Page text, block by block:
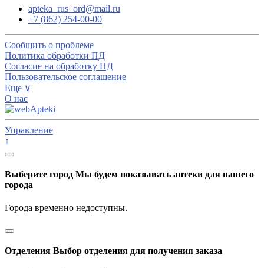
apteka_rus_ord@mail.ru
+7 (862) 254-00-00
Сообщить о проблеме
Политика обработки ПД
Согласие на обработку ПД
Пользовательское соглашение
Еще ∨
О нас
Управление
↑
Выберите город Мы будем показывать аптеки для вашего
города
Города временно недоступны.
Отделения Выбор отделения для получения заказа